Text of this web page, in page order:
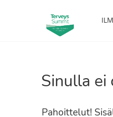
Sinulla ei
Pahoittelut!